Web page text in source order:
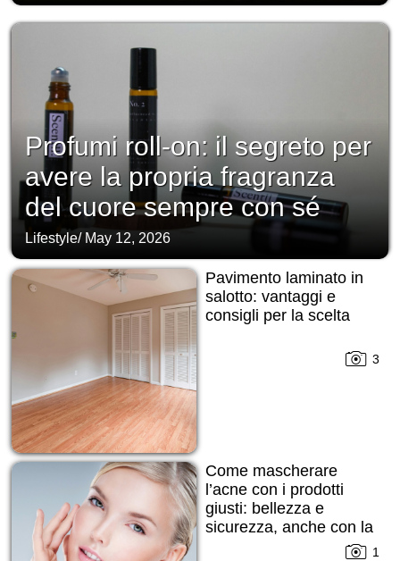
Profumi roll-on: il segreto per
avere la propria fragranza
del cuore sempre con sé
Lifestyle/ May 12, 2026
Pavimento laminato in
salotto: vantaggi e
consigli per la scelta
3
Come mascherare
l’acne con i prodotti
giusti: bellezza e
sicurezza, anche con la
1